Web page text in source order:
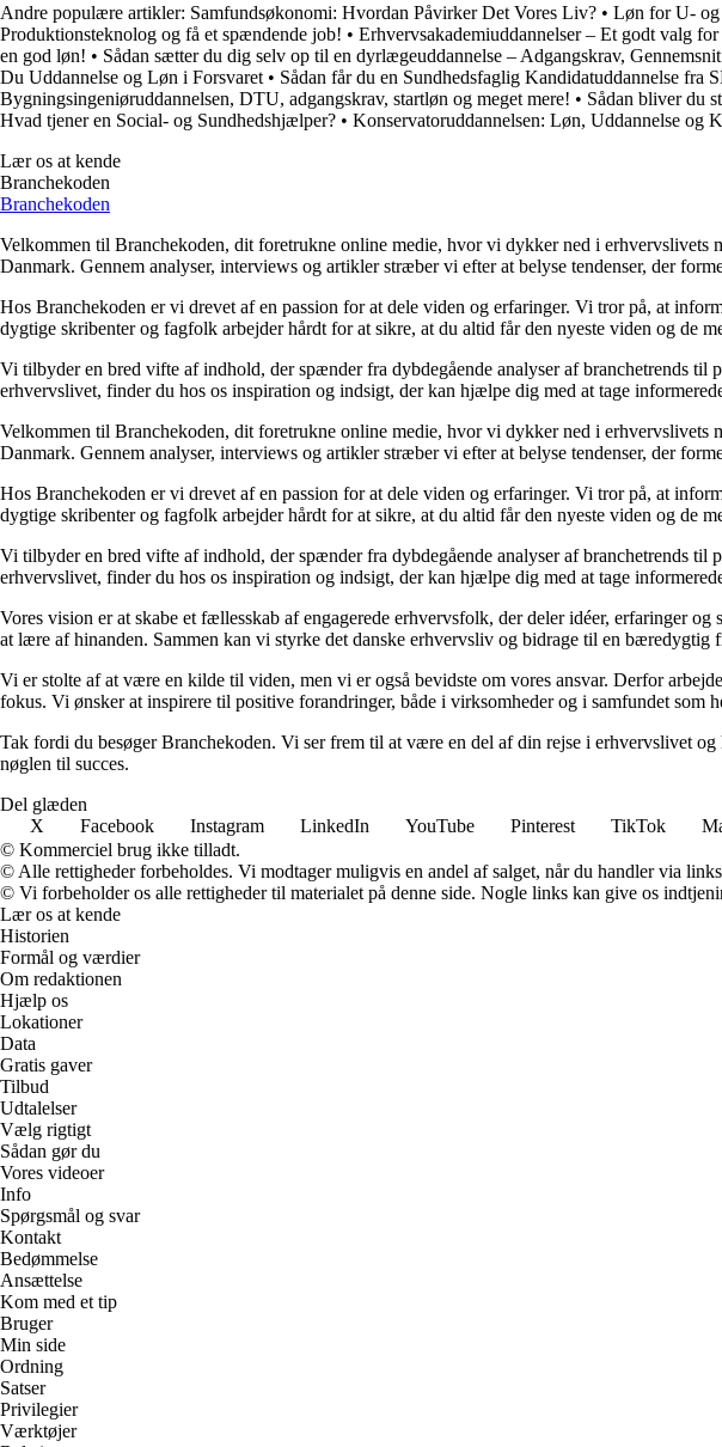
Andre populære artikler: Samfundsøkonomi: Hvordan Påvirker Det Vores Liv? • Løn for U- og
Produktionsteknolog og få et spændende job! • Erhvervsakademiuddannelser – Et godt valg
en god løn! • Sådan sætter du dig selv op til en dyrlægeuddannelse – Adgangskrav,
Du Uddannelse og Løn i Forsvaret • Sådan får du en Sundhedsfaglig Kandidatuddannelse fra
Bygningsingeniøruddannelsen, DTU, adgangskrav, startløn og meget mere! • Sådan bliver du
Hvad tjener en Social- og Sundhedshjælper? • Konservatoruddannelsen: Løn, Uddannelse og
Lær os at kende
Branchekoden
Branchekoden
Velkommen til Branchekoden, dit foretrukne online medie, hvor vi dykker ned i
Danmark. Gennem analyser, interviews og artikler stræber vi efter at belyse tendenser, der
Hos Branchekoden er vi drevet af en passion for at dele viden og erfaringer. Vi tror på, at
dygtige skribenter og fagfolk arbejder hårdt for at sikre, at du altid får den nyeste viden og de
Vi tilbyder en bred vifte af indhold, der spænder fra dybdegående analyser af branchetrends
erhvervslivet, finder du hos os inspiration og indsigt, der kan hjælpe dig med at tage
Velkommen til Branchekoden, dit foretrukne online medie, hvor vi dykker ned i
Danmark. Gennem analyser, interviews og artikler stræber vi efter at belyse tendenser, der
Hos Branchekoden er vi drevet af en passion for at dele viden og erfaringer. Vi tror på, at
dygtige skribenter og fagfolk arbejder hårdt for at sikre, at du altid får den nyeste viden og de
Vi tilbyder en bred vifte af indhold, der spænder fra dybdegående analyser af branchetrends
erhvervslivet, finder du hos os inspiration og indsigt, der kan hjælpe dig med at tage
Vores vision er at skabe et fællesskab af engagerede erhvervsfolk, der deler idéer, erfaringer
at lære af hinanden. Sammen kan vi styrke det danske erhvervsliv og bidrage til en bæredygtig
Vi er stolte af at være en kilde til viden, men vi er også bevidste om vores ansvar. Derfor
fokus. Vi ønsker at inspirere til positive forandringer, både i virksomheder og i samfundet som
Tak fordi du besøger Branchekoden. Vi ser frem til at være en del af din rejse i erhvervslivet
nøglen til succes.
Del glæden
X
Facebook Instagram LinkedIn YouTube Pinterest TikTok
© Kommerciel brug ikke tilladt.
© Alle rettigheder forbeholdes. Vi modtager muligvis en andel af salget, når du handler via
© Vi forbeholder os alle rettigheder til materialet på denne side. Nogle links kan give os
Lær os at kende
Historien
Formål og værdier
Om redaktionen
Hjælp os
Lokationer
Data
Gratis gaver
Tilbud
Udtalelser
Vælg rigtigt
Sådan gør du
Vores videoer
Info
Spørgsmål og svar
Kontakt
Bedømmelse
Ansættelse
Kom med et tip
Bruger
Min side
Ordning
Satser
Privilegier
Værktøjer